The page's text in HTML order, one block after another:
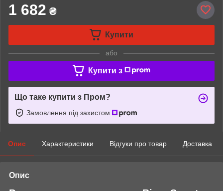
1 682 ₴
Купити
або
Купити з
Що таке купити з Пром?
Замовлення під захистом
Опис Характеристики Відгуки про товар Доставка
Опис